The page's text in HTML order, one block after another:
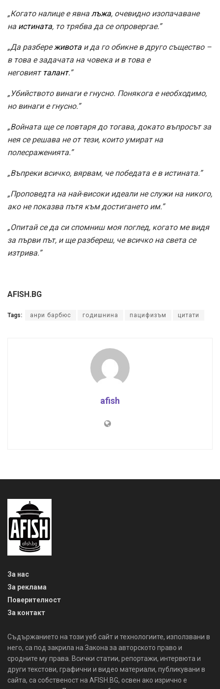
„Когато налице е явна лъжа, очевидно изопачаване
на истината, то трябва да се опровергае.”
„Да разбереживота и да го обикне в друго същество –
в това е задачата на човека и в това е
неговият талант.”
„Убийството винаги е гнусно. Понякога е необходимо,
но винаги е гнусно.”
„Войната ще се повтаря до тогава, докато въпросът за
нея се решава не от тези, които умират на
полесраженията.”
„Въпреки всичко, вярвам, че победата е в истината.”
„Проповедта на най-високи идеали не служи на никого,
ако не показва пътя към достигането им.”
„Опитай се да си спомниш моя поглед, когато ме видя
за първи път, и ще разбереш, че всичко на света се
изтрива.”
AFISH.BG
Tags: анри барбюс годишнина пацифизъм цитати
afish
За нас
За реклама
Поверителност
За контакт
Съдържанието на този уеб сайт и технологиите, използвани в
него, са под закрила на Закона за авторското право и
сродните му права. Всички статии, репортажи, интервюта и
други текстови, графични и видео материали, публикувани в
сайта, са собственост на AFISH.BG, освен ако изрично е